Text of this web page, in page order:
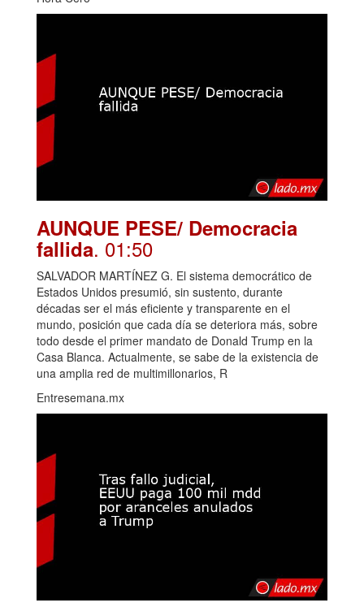
AUNQUE PESE/ Democracia
fallida. 01:50
SALVADOR MARTÍNEZ G. El sistema democrático de
Estados Unidos presumió, sin sustento, durante
décadas ser el más eficiente y transparente en el
mundo, posición que cada día se deteriora más, sobre
todo desde el primer mandato de Donald Trump en la
Casa Blanca. Actualmente, se sabe de la existencia de
una amplia red de multimillonarios, R
Entresemana.mx